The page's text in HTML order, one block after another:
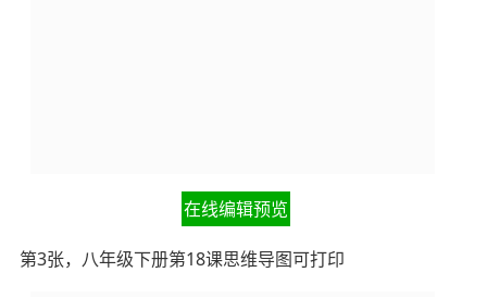
在线编辑预览
第3张，八年级下册第18课思维导图可打印